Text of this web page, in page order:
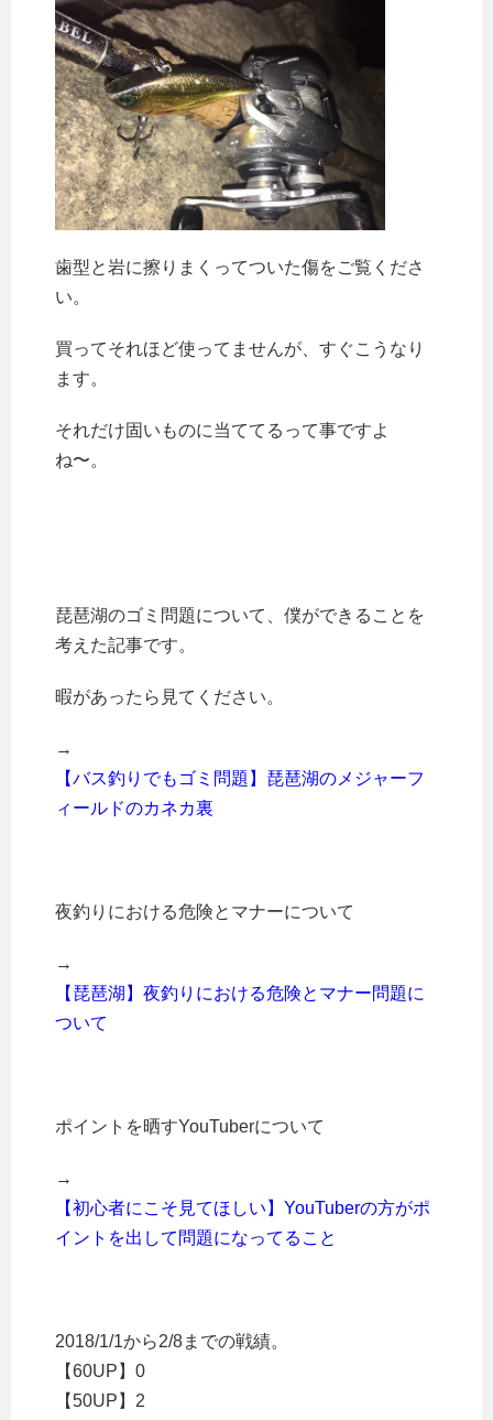
歯型と岩に擦りまくってついた傷をご覧くださ
い。
買ってそれほど使ってませんが、すぐこうなり
ます。
それだけ固いものに当ててるって事ですよ
ね〜。
琵琶湖のゴミ問題について、僕ができることを
考えた記事です。
暇があったら見てください。
→
【バス釣りでもゴミ問題】琵琶湖のメジャーフ
ィールドのカネカ裏
夜釣りにおける危険とマナーについて
→
【琵琶湖】夜釣りにおける危険とマナー問題に
ついて
ポイントを晒すYouTuberについて
→
【初心者にこそ見てほしい】YouTuberの方がポ
イントを出して問題になってること
2018/1/1から2/8までの戦績。
【60UP】0
【50UP】2